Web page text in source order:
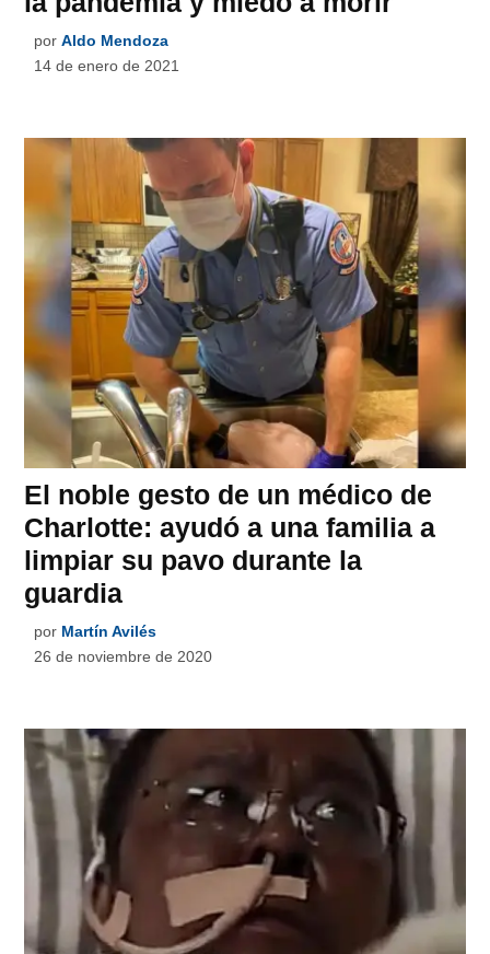
por Aldo Mendoza
14 de enero de 2021
El noble gesto de un médico de
Charlotte: ayudó a una familia a
limpiar su pavo durante la
guardia
por Martín Avilés
26 de noviembre de 2020